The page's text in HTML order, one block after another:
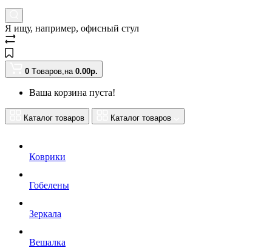
Я ищу, например, офисный стул
0 Tоваров,на 0.00р.
Ваша корзина пуста!
Каталог товаров Каталог товаров
Коврики
Гобелены
Зеркала
Вешалка